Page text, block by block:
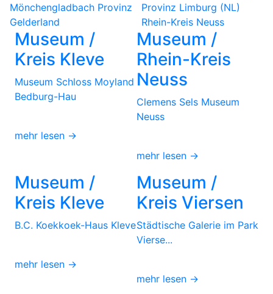
Mönchengladbach Provinz
Gelderland
Provinz Limburg (NL)
Rhein-Kreis Neuss
Museum /
Kreis Kleve
Museum Schloss Moyland
Bedburg-Hau
mehr lesen →
Museum /
Rhein-Kreis
Neuss
Clemens Sels Museum
Neuss
mehr lesen →
Museum /
Kreis Kleve
B.C. Koekkoek-Haus Kleve
mehr lesen →
Museum /
Kreis Viersen
Städtische Galerie im Park
Vierse...
mehr lesen →